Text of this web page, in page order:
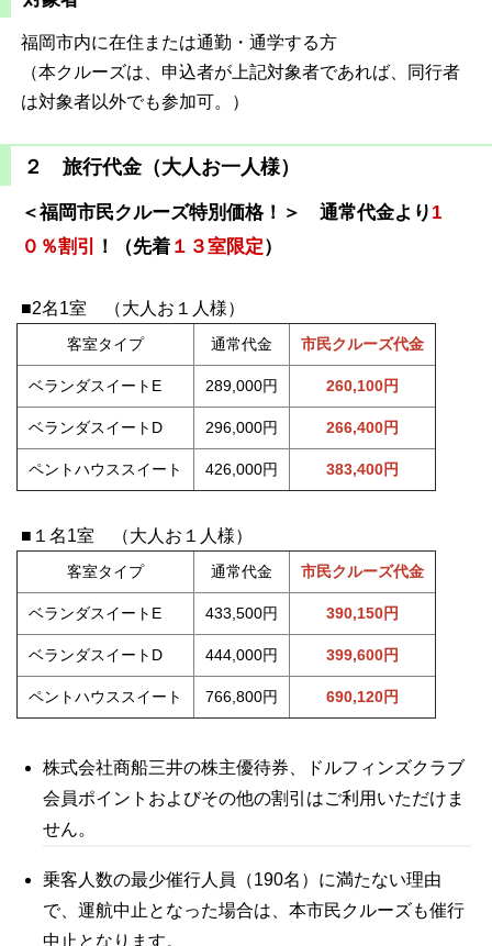
福岡市内に在住または通勤・通学する方
（本クルーズは、申込者が上記対象者であれば、同行者
は対象者以外でも参加可。）
２ 旅行代金（大人お一人様）
＜福岡市民クルーズ特別価格！＞ 通常代金より 1
０％割引
！ （先着１３室限定）
■2名1室 （大人お１人様）
客室タイプ 通常代金 市民クルーズ代金
ベランダスイートE 289,000円 260,100円
ベランダスイートD 296,000円 266,400円
ペントハウススイート 426,000円 383,400円
■１名1室 （大人お１人様）
客室タイプ 通常代金 市民クルーズ代金
ベランダスイートE 433,500円 390,150円
ベランダスイートD 444,000円 399,600円
ペントハウススイート 766,800円 690,120円
株式会社商船三井の株主優待券、ドルフィンズクラブ
会員ポイントおよびその他の割引はご利用いただけま
せん。
乗客人数の最少催行人員（190名）に満たない理由
で、運航中止となった場合は、本市民クルーズも催行
中止となります。